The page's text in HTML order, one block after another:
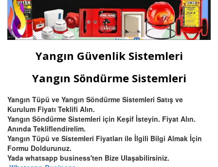
Yangın Güvenlik Sistemleri
Yangın Söndürme Sistemleri
Yangın Tüpü ve Yangın Söndürme Sistemleri Satış ve
Kurulum Fiyatı Teklifi Alın.
Yangın Söndürme Sistemleri için Keşif İsteyin. Fiyat Alın.
Anında Tekliflendirelim.
Yangın Tüpü ve Sistemleri Fiyatları ile İlgili Bilgi Almak İçin
Formu Doldurunuz.
Yada whatsapp business'ten Bize Ulaşabilirsiniz.